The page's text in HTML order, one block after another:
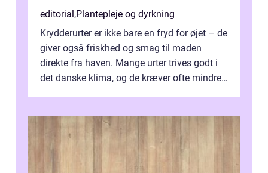
editorial ,Plantepleje og dyrkning
Krydderurter er ikke bare en fryd for øjet – de
giver også friskhed og smag til maden
direkte fra haven. Mange urter trives godt i
det danske klima, og de kræver ofte mindre